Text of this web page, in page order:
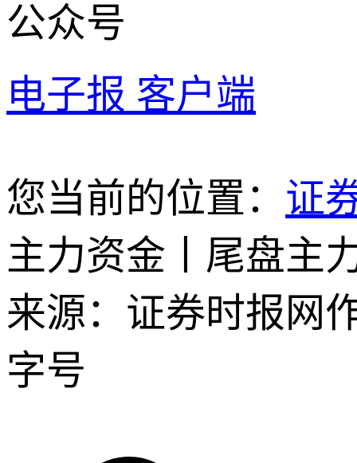
公众号
电子报 客户端
您当前的位置： 证
主力资金丨尾盘主
来源：证券时报网
字号